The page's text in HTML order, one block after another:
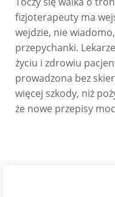
fizjoterapeuty ma
wejdzie, nie
przepychanki.
życiu i zdrowiu
prowadzona bez
więcej szkody, niż
że nowe przepisy